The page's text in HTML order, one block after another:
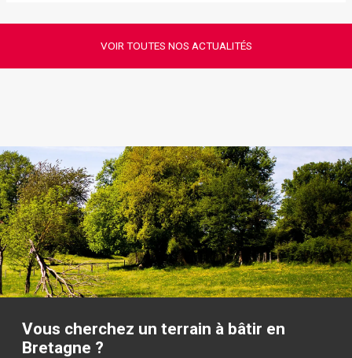
VOIR TOUTES NOS ACTUALITÉS
Vous cherchez un terrain à bâtir en
Bretagne ?